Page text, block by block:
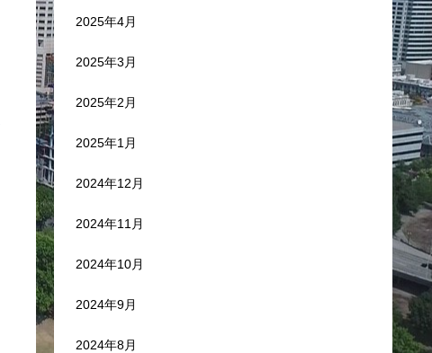
2025年4月
2025年3月
2025年2月
2025年1月
2024年12月
2024年11月
2024年10月
2024年9月
2024年8月